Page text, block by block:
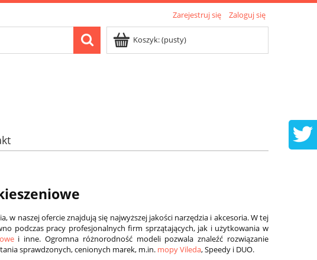
Zarejestruj się Zaloguj się
Koszyk:(pusty)
naszej ofercie znajdują się najwyższej jakości narzędzia i akcesoria. W tej
podczas pracy profesjonalnych firm sprzątających, jak i użytkowania w
i inne. Ogromna różnorodność modeli pozwala znaleźć rozwiązanie
sprawdzonych, cenionych marek, m.in. mopy Vileda, Speedy i DUO.